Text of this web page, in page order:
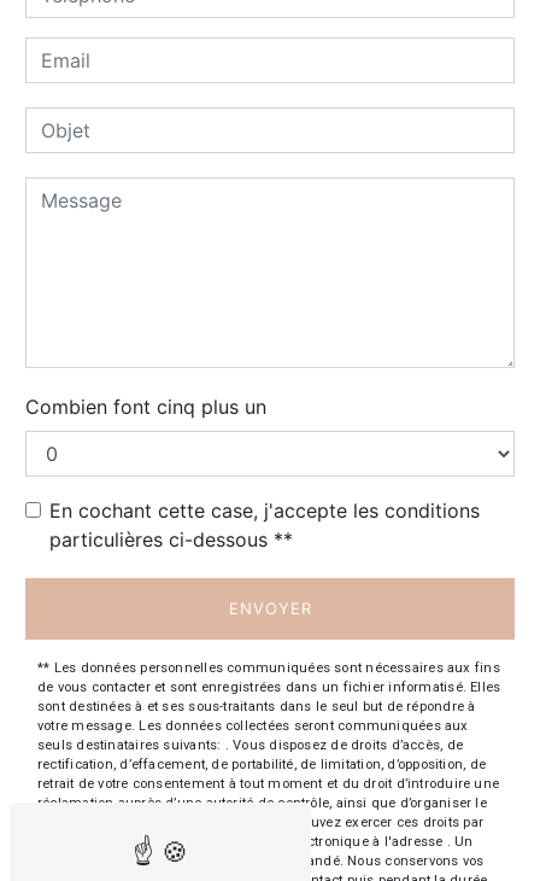
Combien font cinq plus un
En cochant cette case, j'accepte les conditions
particulières ci-dessous **
ENVOYER
** Les données personnelles communiquées sont nécessaires aux fins
de vous contacter et sont enregistrées dans un fichier informatisé. Elles
sont destinées à et ses sous-traitants dans le seul but de répondre à
votre message. Les données collectées seront communiquées aux
seuls destinataires suivants: . Vous disposez de droits d’accès, de
rectification, d’effacement, de portabilité, de limitation, d’opposition, de
retrait de votre consentement à tout moment et du droit d’introduire une
réclamation auprès d’une autorité de contrôle, ainsi que d’organiser le
sort de vos données post-mortem. Vous pouvez exercer ces droits par
voie postale à l'adresse ou par courrier électronique à l'adresse . Un
justificatif d'identité pourra vous être demandé. Nous conservons vos